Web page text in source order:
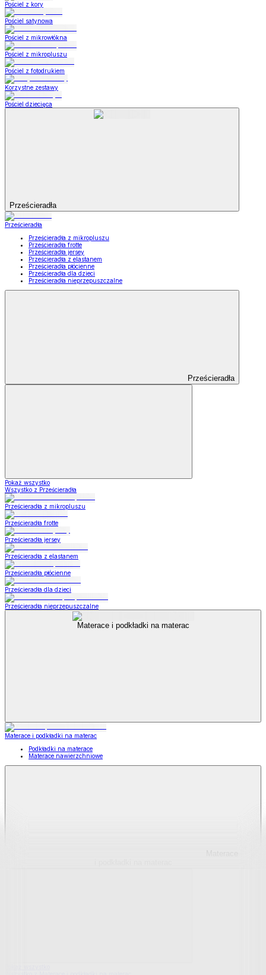
Pościel z kory
Pościel satynowa
Pościel z mikrowłókna
Pościel z mikropluszu
Pościel z fotodrukiem
Korzystne zestawy
Pościel dziecięca
Prześcieradła
Prześcieradła
Prześcieradła z mikropluszu
Prześcieradła frotte
Prześcieradła jersey
Prześcieradła z elastanem
Prześcieradła płócienne
Prześcieradła dla dzieci
Prześcieradła nieprzepuszczalne
Prześcieradła
Pokaż wszystko
Wszystko z Prześcieradła
Prześcieradła z mikropluszu
Prześcieradła frotte
Prześcieradła jersey
Prześcieradła z elastanem
Prześcieradła płócienne
Prześcieradła dla dzieci
Prześcieradła nieprzepuszczalne
Materace i podkładki na materac
Materace i podkładki na materac
Podkładki na materace
Materace nawierzchniowe